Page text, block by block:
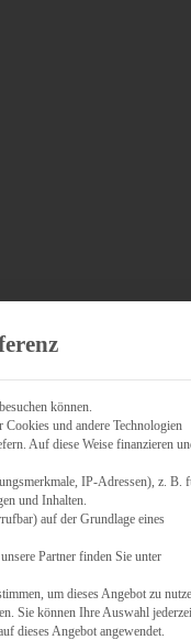
können.
und andere Technologien
Auf diese Weise finanzieren
IP-Adressen), z. B.
und Inhalten.
auf der Grundlage eines
Partner finden Sie unter
um dieses Angebot zu
Sie können Ihre Auswahl
dieses Angebot angewendet.